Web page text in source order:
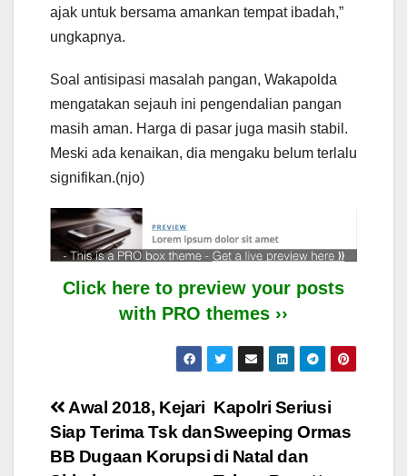
ajak untuk bersama amankan tempat ibadah,”
ungkapnya.
Soal antisipasi masalah pangan, Wakapolda
mengatakan sejauh ini pengendalian pangan
masih aman. Harga di pasar juga masih stabil.
Meski ada kenaikan, dia mengaku belum terlalu
signifikan.(njo)
Click here to preview your posts
with PRO themes ››
Post
navigation
Kapolri Seriusi
Sweeping Ormas
di Natal dan
Awal 2018, Kejari
Siap Terima Tsk dan
BB Dugaan Korupsi